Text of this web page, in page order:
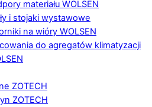
materiału WOLSEN
i stojaki wystawowe
na wióry WOLSEN
do agregatów klimatyzacji
ZOTECH
ZOTECH